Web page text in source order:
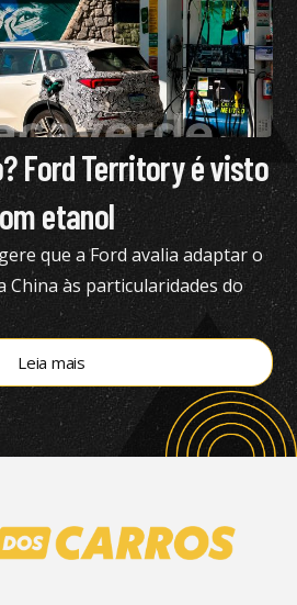
Ford Territory é visto
etanol
que a Ford avalia adaptar o
China às particularidades do
Leia mais